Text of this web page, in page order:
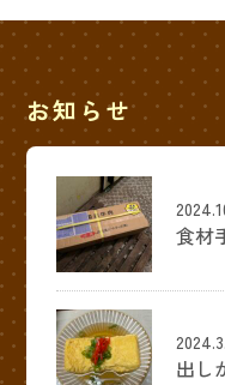
お知らせ
食材
出し